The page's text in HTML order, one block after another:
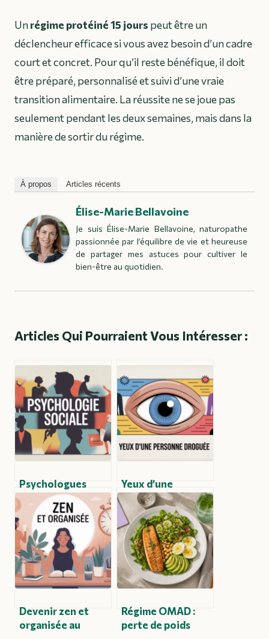
Unrégime protéiné 15 jours peut être un
déclencheur efficace si vous avez besoin d’un cadre
court et concret. Pour qu’il reste bénéfique, il doit
être préparé, personnalisé et suivi d’une vraie
transition alimentaire. La réussite ne se joue pas
seulement pendant les deux semaines, mais dans la
manière de sortir du régime.
À propos Articles récents
Élise-Marie Bellavoine
Je suis Élise-Marie Bellavoine, naturopathe
passionnée par l’équilibre de vie et heureuse
de partager mes astuces pour cultiver le
bien-être au quotidien.
Articles Qui Pourraient Vous Intéresser :
Psychologues
sociaux : rôle,
méthodes et
enjeux
contemporains
Yeux d’une
personne droguée
: signes visibles,
risques et
réactions à avoir
Devenir zen et
organisée au
Régime OMAD :
perte de poids